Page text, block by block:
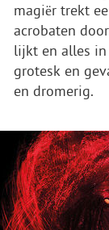
magiër trekt
acrobaten
lijkt en alles in
grotesk en
en dromerig.